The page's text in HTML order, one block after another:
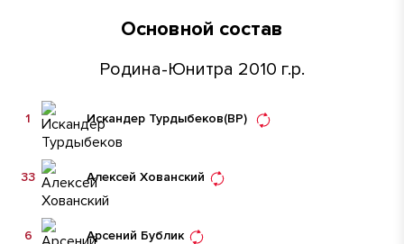
Основной состав
Родина-Юнитра 2010 г.р.
Искандер Турдыбеков(ВР)
1
Алексей Хованский
33
Арсений Бублик
6